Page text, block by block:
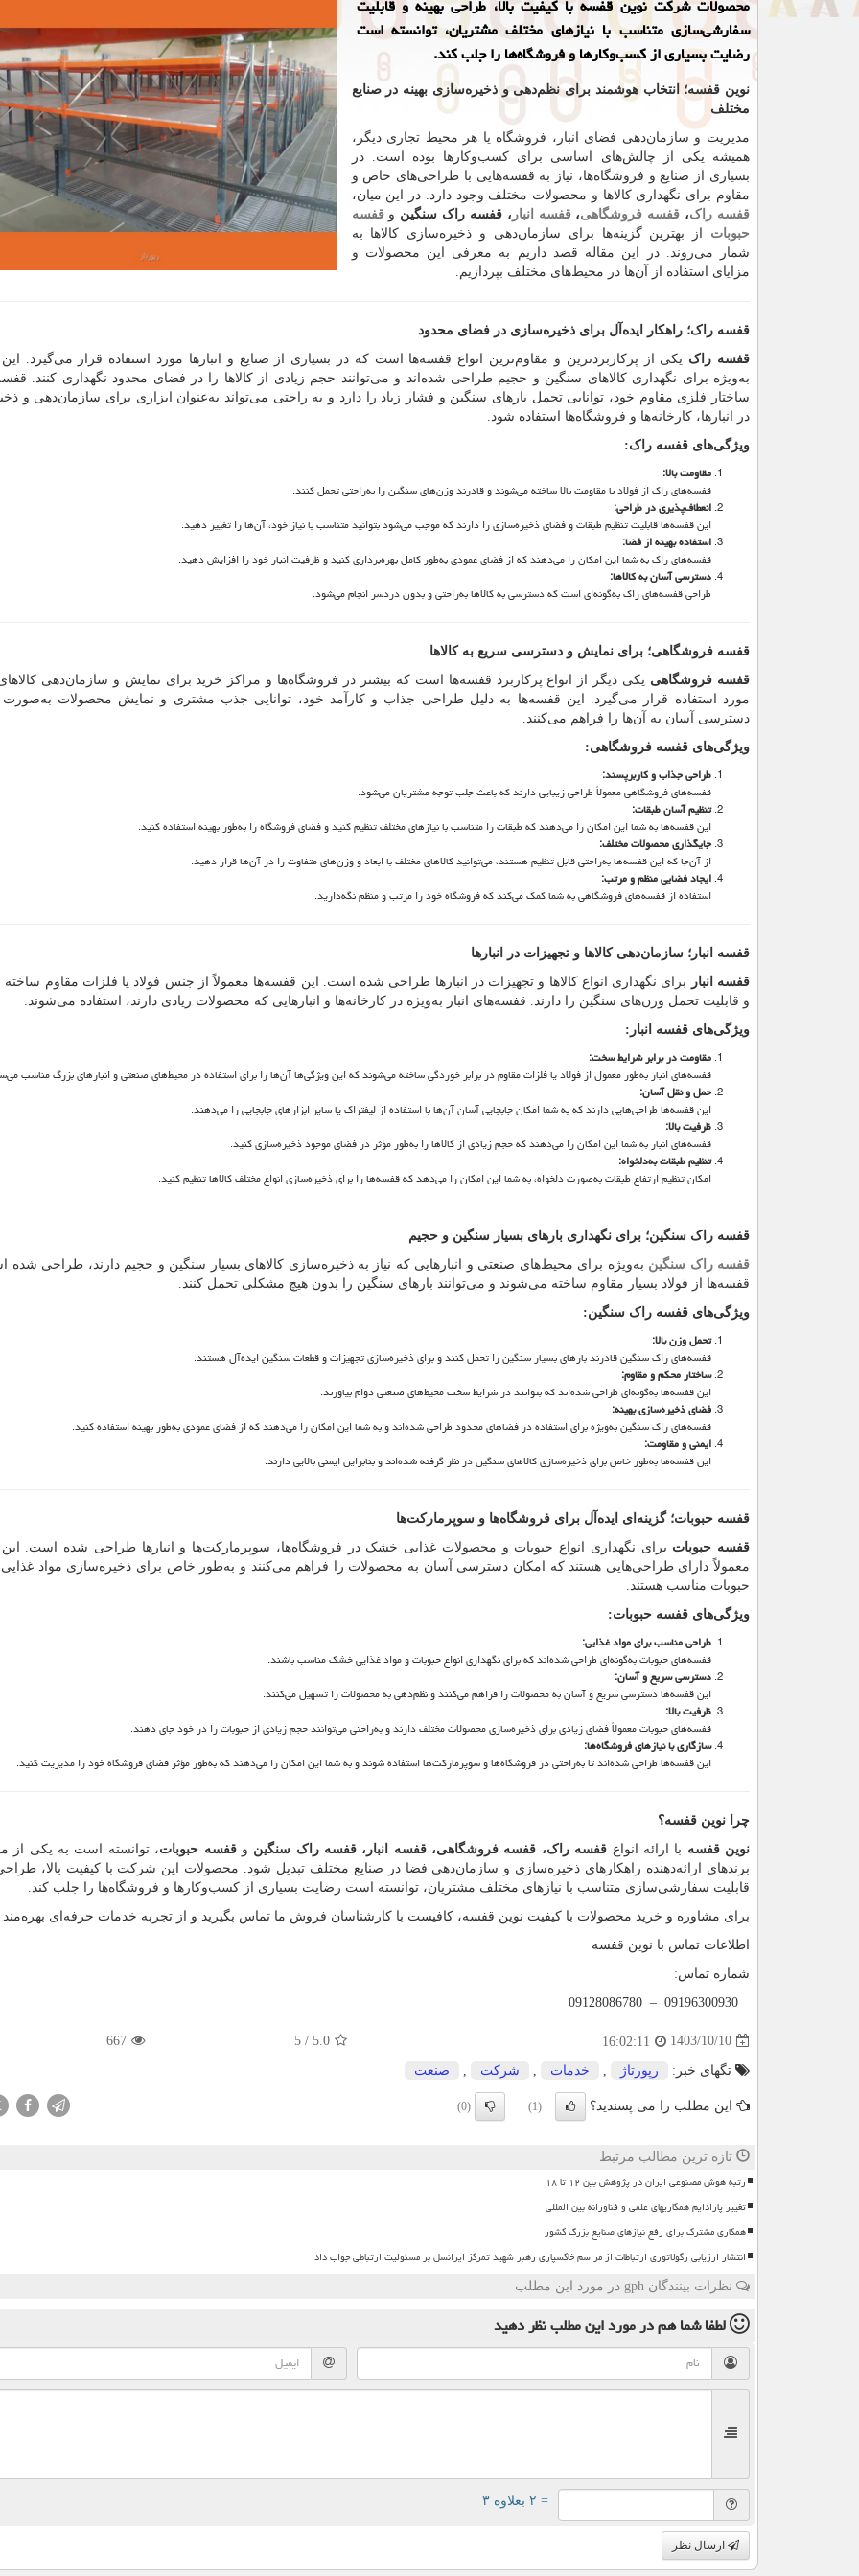
محصولات شرکت نوین قفسه با کیفیت بالا، طراحی بهینه و قابلیت
سفارشی‌سازی متناسب با نیازهای مختلف مشتریان، توانسته است
رضایت بسیاری از کسب‌وکارها و فروشگاه‌ها را جلب کند.
نوین قفسه؛ انتخاب هوشمند برای نظم‌دهی و ذخیره‌سازی بهینه در صنایع
مختلف
مدیریت و سازمان‌دهی فضای انبار، فروشگاه یا هر محیط تجاری دیگر،
همیشه یکی از چالش‌های اساسی برای کسب‌وکارها بوده است. در
بسیاری از صنایع و فروشگاه‌ها، نیاز به قفسه‌هایی با طراحی‌های خاص و
مقاوم برای نگهداری کالاها و محصولات مختلف وجود دارد. در این میان،
قفسه راک، قفسه فروشگاهی،قفسه انبار ، قفسه راک سنگین وقفسه
حبوبات از بهترین گزینه‌ها برای سازمان‌دهی و ذخیره‌سازی کالاها به
شمار می‌روند. در این مقاله قصد داریم به معرفی این محصولات و
مزایای استفاده از آن‌ها در محیط‌های مختلف بپردازیم.
قفسه راک؛ راهکار ایده‌آل برای ذخیره‌سازی در فضای محدود
قفسه راک یکی از پرکاربردترین و مقاوم‌ترین انواع قفسه‌ها است که در بسیاری از صنایع و انبارها مورد استفاده قرار می‌گیرد.
به‌ویژه برای نگهداری کالاهای سنگین و حجیم طراحی شده‌اند و می‌توانند حجم زیادی از کالاها را در فضای محدود نگهداری کنند.
ساختار فلزی مقاوم خود، توانایی تحمل بارهای سنگین و فشار زیاد را دارد و به راحتی می‌تواند به‌عنوان ابزاری برای سازمان‌دهی و
در انبارها، کارخانه‌ها و فروشگاه‌ها استفاده شود.
ویژگی‌های قفسه راک:
مقاومت بالا:
قفسه‌های راک از فولاد با مقاومت بالا ساخته می‌شوند و قادرند وزن‌های سنگین را به‌راحتی تحمل کنند.
انعطاف‌پذیری در طراحی:
این قفسه‌ها قابلیت تنظیم طبقات و فضای ذخیره‌سازی را دارند که موجب می‌شود بتوانید متناسب با نیاز خود، آن‌ها را تغییر دهید.
استفاده بهینه از فضا:
قفسه‌های راک به شما این امکان را می‌دهند که از فضای عمودی به‌طور کامل بهره‌برداری کنید و ظرفیت انبار خود را افزایش دهید.
دسترسی آسان به کالاها:
طراحی قفسه‌های راک به‌گونه‌ای است که دسترسی به کالاها به‌راحتی و بدون دردسر انجام می‌شود.
قفسه فروشگاهی؛ برای نمایش و دسترسی سریع به کالاها
قفسه فروشگاهی یکی دیگر از انواع پرکاربرد قفسه‌ها است که بیشتر در فروشگاه‌ها و مراکز خرید برای نمایش و سازمان‌دهی
مورد استفاده قرار می‌گیرد. این قفسه‌ها به دلیل طراحی جذاب و کارآمد خود، توانایی جذب مشتری و نمایش محصولات
دسترسی آسان به آن‌ها را فراهم می‌کنند.
ویژگی‌های قفسه فروشگاهی:
طراحی جذاب و کاربرپسند:
قفسه‌های فروشگاهی معمولاً طراحی زیبایی دارند که باعث جلب توجه مشتریان می‌شود.
تنظیم آسان طبقات:
این قفسه‌ها به شما این امکان را می‌دهند که طبقات را متناسب با نیازهای مختلف تنظیم کنید و فضای فروشگاه را به‌طور بهینه استفاده کنید.
جایگذاری محصولات مختلف:
از آن‌جا که این قفسه‌ها به‌راحتی قابل تنظیم هستند، می‌توانید کالاهای مختلف با ابعاد و وزن‌های متفاوت را در آن‌ها قرار دهید.
ایجاد فضایی منظم و مرتب:
استفاده از قفسه‌های فروشگاهی به شما کمک می‌کند که فروشگاه خود را مرتب و منظم نگه‌دارید.
قفسه انبار؛ سازمان‌دهی کالاها و تجهیزات در انبارها
قفسه انبار
برای نگهداری انواع کالاها و تجهیزات در انبارها طراحی شده است. این قفسه‌ها معمولاً از جنس فولاد یا فلزات مقاوم
و قابلیت تحمل وزن‌های سنگین را دارند. قفسه‌های انبار به‌ویژه در کارخانه‌ها و انبارهایی که محصولات زیادی دارند، استفاده می‌شوند.
ویژگی‌های قفسه انبار :
مقاومت در برابر شرایط سخت:
قفسه‌های انبار به‌طور معمول از فولاد یا فلزات مقاوم در برابر خوردگی ساخته می‌شوند که این ویژگی‌ها آن‌ها را برای استفاده در محیط‌های صنعتی و انبارهای بزرگ مناسب
حمل و نقل آسان:
این قفسه‌ها طراحی‌هایی دارند که به شما امکان جابجایی آسان آن‌ها با استفاده از لیفتراک یا سایر ابزارهای جابجایی را می‌دهند.
ظرفیت بالا:
قفسه‌های انبار به شما این امکان را می‌دهند که حجم زیادی از کالاها را به‌طور مؤثر در فضای موجود ذخیره‌سازی کنید.
تنظیم طبقات به‌دلخواه:
امکان تنظیم ارتفاع طبقات به‌صورت دلخواه، به شما این امکان را می‌دهد که قفسه‌ها را برای ذخیره‌سازی انواع مختلف کالاها تنظیم کنید.
قفسه راک سنگین؛ برای نگهداری بارهای بسیار سنگین و حجیم
قفسه راک سنگین به‌ویژه برای محیط‌های صنعتی و انبارهایی که نیاز به ذخیره‌سازی کالاهای بسیار سنگین و حجیم دارند، طراحی شده
قفسه‌ها از فولاد بسیار مقاوم ساخته می‌شوند و می‌توانند بارهای سنگین را بدون هیچ مشکلی تحمل کنند.
ویژگی‌های قفسه راک سنگین:
تحمل وزن بالا:
قفسه‌های راک سنگین قادرند بارهای بسیار سنگین را تحمل کنند و برای ذخیره‌سازی تجهیزات و قطعات سنگین ایده‌آل هستند.
ساختار محکم و مقاوم:
این قفسه‌ها به‌گونه‌ای طراحی شده‌اند که بتوانند در شرایط سخت محیط‌های صنعتی دوام بیاورند.
فضای ذخیره‌سازی بهینه:
قفسه‌های راک سنگین به‌ویژه برای استفاده در فضاهای محدود طراحی شده‌اند و به شما این امکان را می‌دهند که از فضای عمودی به‌طور بهینه استفاده کنید.
ایمنی و مقاومت:
این قفسه‌ها به‌طور خاص برای ذخیره‌سازی کالاهای سنگین در نظر گرفته شده‌اند و بنابراین ایمنی بالایی دارند.
قفسه حبوبات؛ گزینه‌ای ایده‌آل برای فروشگاه‌ها و سوپرمارکت‌ها
قفسه حبوبات برای نگهداری انواع حبوبات و محصولات غذایی خشک در فروشگاه‌ها، سوپرمارکت‌ها و انبارها طراحی شده است.
معمولاً دارای طراحی‌هایی هستند که امکان دسترسی آسان به محصولات را فراهم می‌کنند و به‌طور خاص برای ذخیره‌سازی مواد
حبوبات مناسب هستند.
ویژگی‌های قفسه حبوبات:
طراحی مناسب برای مواد غذایی:
قفسه‌های حبوبات به‌گونه‌ای طراحی شده‌اند که برای نگهداری انواع حبوبات و مواد غذایی خشک مناسب باشند.
دسترسی سریع و آسان:
این قفسه‌ها دسترسی سریع و آسان به محصولات را فراهم می‌کنند و نظم‌دهی به محصولات را تسهیل می‌کنند.
ظرفیت بالا:
قفسه‌های حبوبات معمولاً فضای زیادی برای ذخیره‌سازی محصولات مختلف دارند و به‌راحتی می‌توانند حجم زیادی از حبوبات را در خود جای دهند.
سازگاری با نیازهای فروشگاه‌ها:
این قفسه‌ها طراحی شده‌اند تا به‌راحتی در فروشگاه‌ها و سوپرمارکت‌ها استفاده شوند و به شما این امکان را می‌دهند که به‌طور مؤثر فضای فروشگاه خود را مدیریت کنید.
چرا نوین قفسه؟
نوین قفسه با ارائه انواع قفسه راک، قفسه فروشگاهی، قفسه انبار، قفسه راک سنگین وقفسه حبوبات، توانسته است به یکی از
برندهای ارائه‌دهنده راهکارهای ذخیره‌سازی و سازمان‌دهی فضا در صنایع مختلف تبدیل شود. محصولات این شرکت با کیفیت بالا،
قابلیت سفارشی‌سازی متناسب با نیازهای مختلف مشتریان، توانسته است رضایت بسیاری از کسب‌وکارها و فروشگاه‌ها را جلب کند.
برای مشاوره و خرید محصولات با کیفیت نوین قفسه، کافیست با کارشناسان فروش ما تماس بگیرید و از تجربه خدمات حرفه‌ای
اطلاعات تماس با نوین قفسه
شماره تماس:
09128086780 – 09196300930
1403/10/10
16:02:11
5.0
/
5
667
تگهای خبر: رپورتاژ خدمات شركت صنعت
این مطلب را می پسندید؟ (1)
(0)
تازه ترین مطالب مرتبط
رتبه هوش مصنوعی ایران در پژوهش بین ۱۲ تا ۱۸
تغییر پارادایم همکاریهای علمی و فناورانه بین المللی
همکاری مشترک برای رفع نیازهای صنایع بزرگ کشور
انتشار ارزیابی رگولاتوری ارتباطات از مراسم خاکسپاری رهبر شهید تمرکز ایرانسل بر مسئولیت ارتباطی جواب داد
نظرات بینندگان gph در مورد این مطلب
لطفا شما همدر مورد این مطلبنظر دهید
= ۲ بعلاوه ۳
ارسال نظر